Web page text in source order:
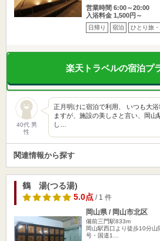
営業時間 6:00～20:00
入浴料金 1,500円～
日帰り 宿泊 ひとり旅
楽天トラベルの宿泊プ
40代 男
性
正月明けに宿泊で利用、 いつも大
ますが、施設の美しさと言い、岡
し…
関連情報から探す
鶴 湯(つる湯)
5.0点/ 1 件
岡山県 / 岡山市北区
備前三門駅833m
岡山駅西口より徒歩10分
号・国道1…